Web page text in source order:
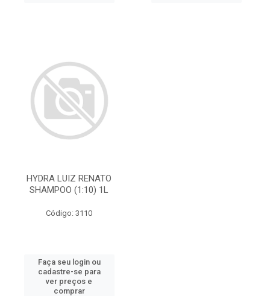
HYDRA LUIZ RENATO
SHAMPOO (1:10) 1L
Código: 3110
Faça seu login ou
cadastre-se para
ver preços e
comprar